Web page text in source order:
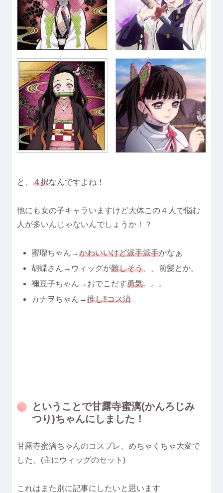
と、 ４択なんですよね！
他にも女の子キャラいますけど大体この４人で悩む
人が多いんじゃないんでしょうか！？
蜜瑠ちゃん→かわいいけど派手派手かなぁ
胡蝶さん→ウィッグが難しそう。。前髪とか。
禰豆子ちゃん→おでこだす勇気。。。
カナヲちゃん→推し‼コス済
ということで甘露寺蜜漓(かんろじみ
つり)ちゃんにしました！
甘露寺蜜漓ちゃんのコスプレ、めちゃくちゃ大変で
した。(主にウィッグのセット)
これはまた別に記事にしたいと思います